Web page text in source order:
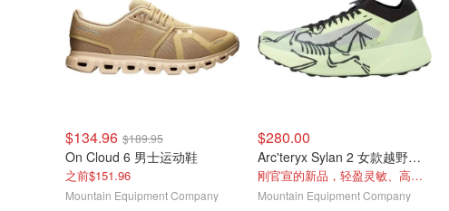
$134.96 $189.95
On Cloud 6 男士运动鞋
之前$151.96
Mountain Equipment Company
$280.00
Arc'teryx Sylan 2 女款越野跑鞋
刚官宣的新品，轻盈灵敏、高效稳定
Mountain Equipment Company